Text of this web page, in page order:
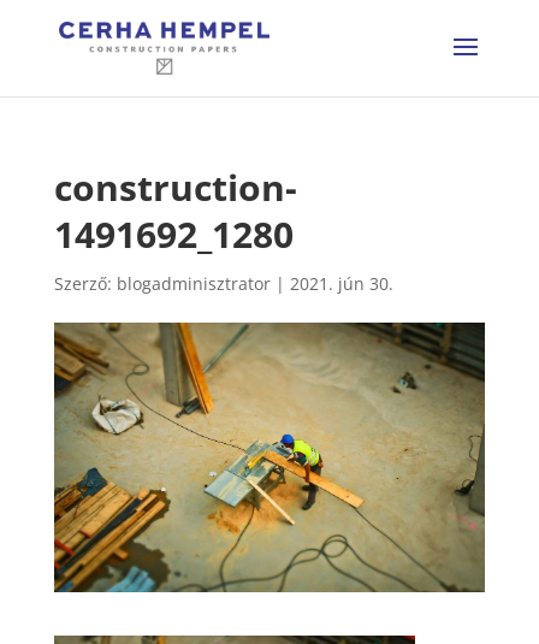
construction-
1491692_1280
Szerző: blogadminisztrator| 2021. jún 30.